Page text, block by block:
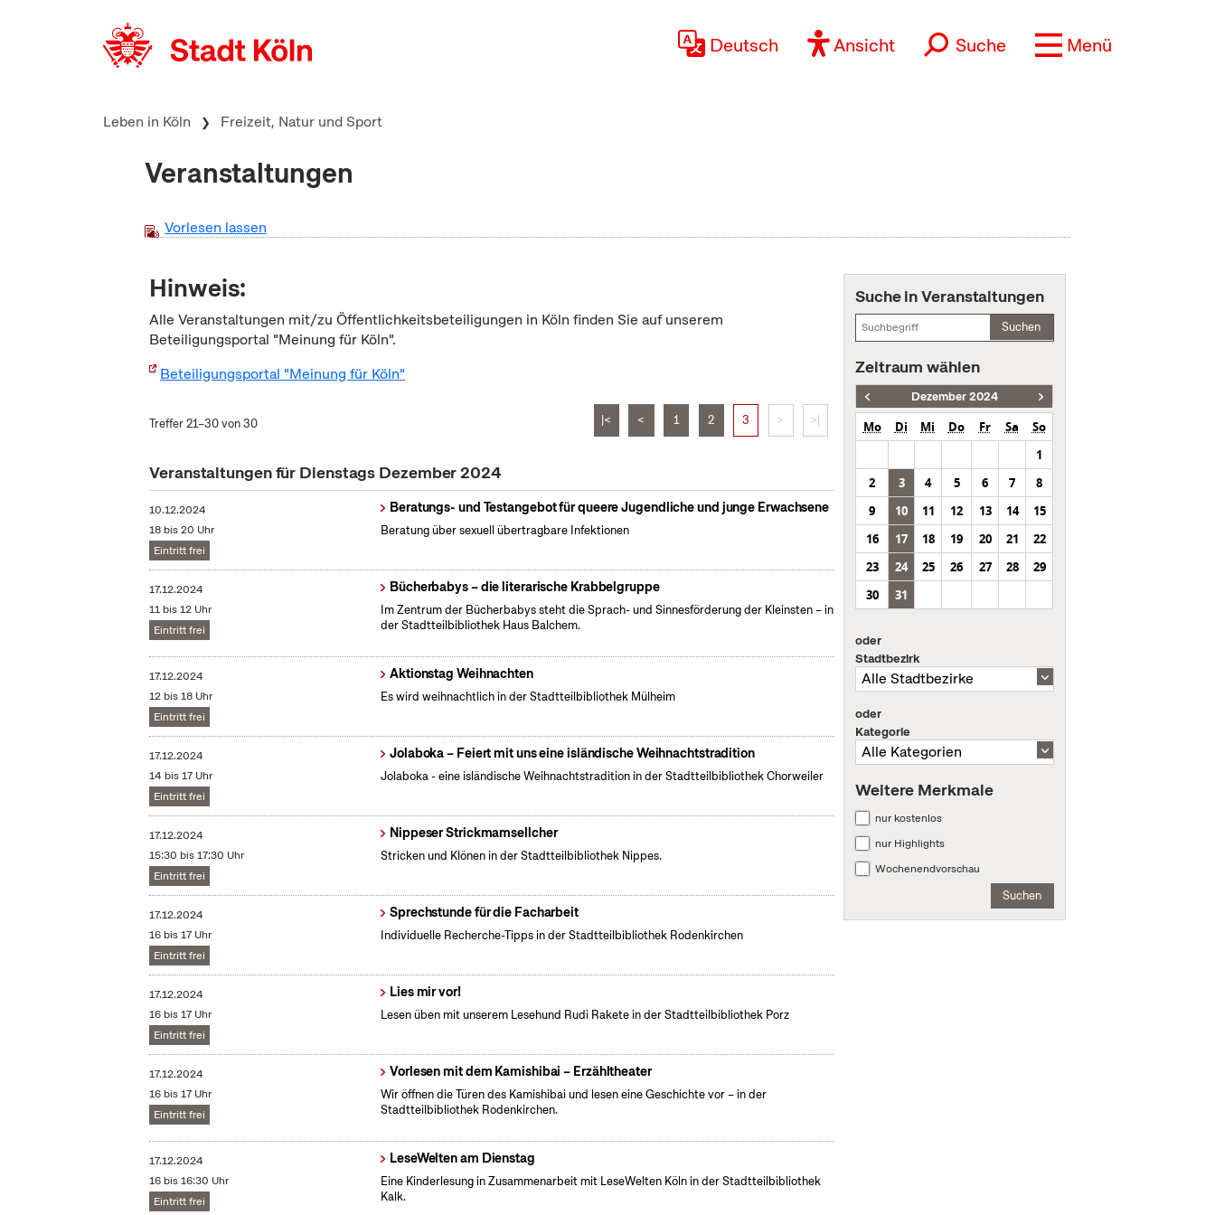
Deutsch Ansicht Suche Menü
Leben in Köln Freizeit, Natur und Sport
Veranstaltungen
Vorlesen lassen
Hinweis:
Alle Veranstaltungen mit/zu Öffentlichkeitsbeteiligungen in Köln finden Sie auf unserem
Beteiligungsportal "Meinung für Köln".
Beteiligungsportal "Meinung für Köln"
Treffer 21–30 von 30 |< < 1 2 3 > >|
Veranstaltungen für Dienstags Dezember 2024
10.12.2024
18 bis 20 Uhr
Eintritt frei
Beratungs- und Testangebot für queere Jugendliche und junge Erwachsene
Beratung über sexuell übertragbare Infektionen
17.12.2024
11 bis 12 Uhr
Eintritt frei
Bücherbabys – die literarische Krabbelgruppe
Im Zentrum der Bücherbabys steht die Sprach- und Sinnesförderung der Kleinsten – in
der Stadtteilbibliothek Haus Balchem.
17.12.2024
12 bis 18 Uhr
Eintritt frei
Aktionstag Weihnachten
Es wird weihnachtlich in der Stadtteilbibliothek Mülheim
17.12.2024
14 bis 17 Uhr
Eintritt frei
Jolaboka – Feiert mit uns eine isländische Weihnachtstradition
Jolaboka - eine isländische Weihnachtstradition in der Stadtteilbibliothek Chorweiler
17.12.2024
15:30 bis 17:30 Uhr
Eintritt frei
Nippeser Strickmamsellcher
Stricken und Klönen in der Stadtteilbibliothek Nippes.
17.12.2024
16 bis 17 Uhr
Eintritt frei
Sprechstunde für die Facharbeit
Individuelle Recherche-Tipps in der Stadtteilbibliothek Rodenkirchen
17.12.2024
16 bis 17 Uhr
Eintritt frei
Lies mir vor!
Lesen üben mit unserem Lesehund Rudi Rakete in der Stadtteilbibliothek Porz
17.12.2024
16 bis 17 Uhr
Eintritt frei
Vorlesen mit dem Kamishibai – Erzähltheater
Wir öffnen die Türen des Kamishibai und lesen eine Geschichte vor – in der
Stadtteilbibliothek Rodenkirchen.
17.12.2024
16 bis 16:30 Uhr
Eintritt frei
LeseWelten am Dienstag
Eine Kinderlesung in Zusammenarbeit mit LeseWelten Köln in der Stadtteilbibliothek
Kalk.
Suche in Veranstaltungen
Suchen
Zeitraum wählen
Dezember 2024
Mo Di Mi Do Fr Sa
So
1
2
3 4 5 6 7
8
9
10 11 12 13 14
15
16
17 18 19 20 21
22
23
24 25 26 27 28
29
30
31
oder
Stadtbezirk
oder
Kategorie
Weitere Merkmale
nur kostenlos
nur Highlights
Wochenendvorschau
Suchen